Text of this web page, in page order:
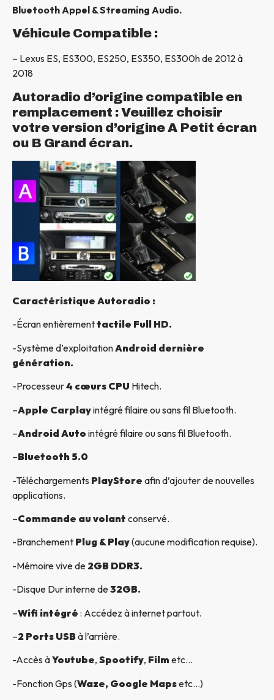
Bluetooth Appel & Streaming Audio.
Véhicule Compatible :
– Lexus ES, ES300, ES250, ES350, ES300h de 2012 à
2018
Autoradio d’origine compatible en
remplacement : Veuillez choisir
votre version d’origine A Petit écran
ou B Grand écran.
Caractéristique Autoradio :
-Écran entièrementtactile Full HD.
-Système d’exploitationAndroid dernière
génération.
-Processeur4 cœurs CPU Hitech.
–Apple Carplayintégré filaire ou sans fil Bluetooth.
–Android Auto intégré filaire ou sans fil Bluetooth.
–Bluetooth 5.0
-Téléchargements PlayStore afin d’ajouter de nouvelles
applications.
–Commande au volant conservé.
-Branchement Plug & Play(aucune modification requise).
-Mémoire vive de 2GB DDR3.
-Disque Dur interne de32GB.
–Wifi intégré : Accédez à internet partout.
–2 Ports USBà l’arrière.
-Accès àYoutube, Spootify, Film etc…
-Fonction Gps (Waze, Google Mapsetc…)